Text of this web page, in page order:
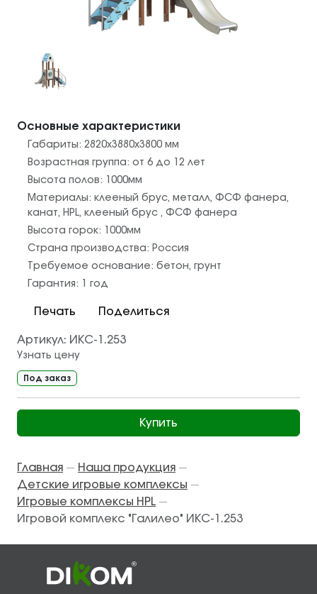
Основные характеристики
Габариты: 2820х3880х3800 мм
Возрастная группа: от 6 до 12 лет
Высота полов:
1000мм
Материалы: клееный брус, металл, ФСФ фанера,
канат, HPL, клееный брус , ФСФ фанера
Высота горок:
1000мм
Страна производства: Россия
Требуемое основание: бетон, грунт
Гарантия:
1 год
Печать Поделиться
Артикул: ИКС-1.253
Узнать цену
Под заказ
Купить
Главная — Наша продукция —
Детские игровые комплексы —
Игровые комплексы HPL —
Игровой комплекс "Галилео" ИКС-1.253